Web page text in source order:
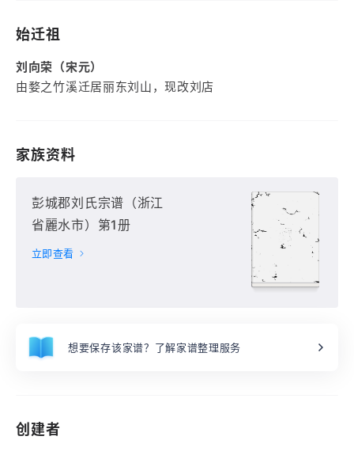
始迁祖
刘向荣（宋元）
由婺之竹溪迁居丽东刘山，现改刘店
家族资料
彭城郡刘氏宗谱（浙江
省麗水市）第1册
立即查看
想要保存该家谱？了解家谱整理服务
创建者